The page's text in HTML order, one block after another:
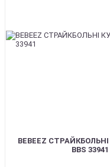
BEBEEZ СТРАЙКБОЛЬНІ
BBS 33941